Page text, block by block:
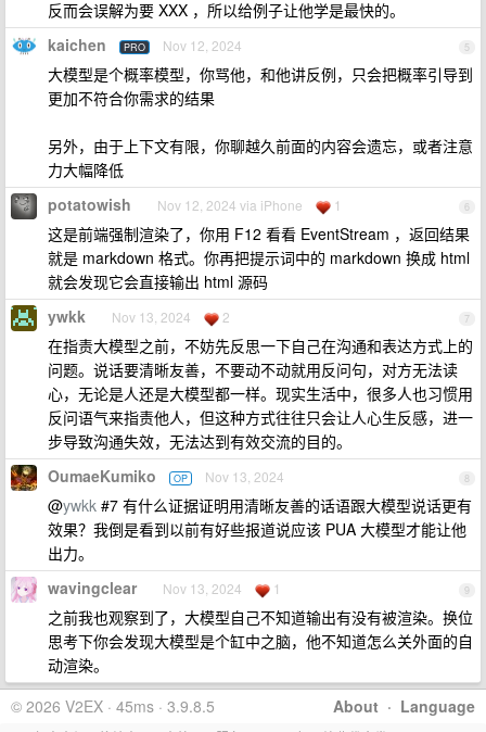
反而会误解为要 XXX ，所以给例子让他学是最快的。
5
kaichen PRO Nov 12, 2024
大模型是个概率模型，你骂他，和他讲反例，只会把概率引导到
更加不符合你需求的结果
另外，由于上下文有限，你聊越久前面的内容会遗忘，或者注意
力大幅降低
6
potatowish Nov 12, 2024 via iPhone 1
这是前端强制渲染了，你用 F12 看看 EventStream ，返回结果
就是 markdown 格式。你再把提示词中的 markdown 换成 html
就会发现它会直接输出 html 源码
7
ywkk Nov 13, 2024 2
在指责大模型之前，不妨先反思一下自己在沟通和表达方式上的
问题。说话要清晰友善，不要动不动就用反问句，对方无法读
心，无论是人还是大模型都一样。现实生活中，很多人也习惯用
反问语气来指责他人，但这种方式往往只会让人心生反感，进一
步导致沟通失效，无法达到有效交流的目的。
8
OumaeKumiko OP Nov 13, 2024
@ywkk #7 有什么证据证明用清晰友善的话语跟大模型说话更有
效果？我倒是看到以前有好些报道说应该 PUA 大模型才能让他
出力。
9
wavingclear Nov 13, 2024 1
之前我也观察到了，大模型自己不知道输出有没有被渲染。换位
思考下你会发现大模型是个缸中之脑，他不知道怎么关外面的自
动渲染。
About · Language
© 2026 V2EX · 45ms · 3.9.8.5